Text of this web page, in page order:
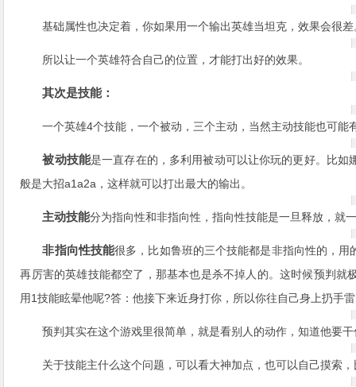
基础属性也决定着，你如果用一个输出英雄当坦克，效果会很
所以让一个英雄符合自己的位置，才能打出好的效果。
其次是技能：
一个英雄4个技能，一个被动，三个主动，当然主动技能也可能
被动技能是一直存在的，多利用被动可以让你玩的更好。比
般是大招a1a2a，这样就可以打出最大的输出。
主动技能分为指向性和非指向性，指向性技能是一旦释放，就
非指向性技能很多，比如鲁班的三个技能都是非指向性的，
再厉害的英雄技能都空了，那基本也是杀不掉人的。这时候预判
用1技能眩晕他呢?答：他接下来近身打你，所以你往自己身上扔手
预判其实在这个游戏里很简单，就是看别人的动作，知道他要
关于技能主什么这个问题，可以看大神加点，也可以自己摸索